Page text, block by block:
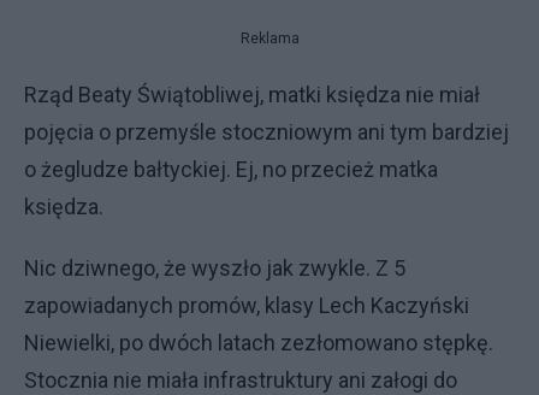
Reklama
Rząd Beaty Świątobliwej, matki księdza nie miał
pojęcia o przemyśle stoczniowym ani tym bardziej
o żegludze bałtyckiej. Ej, no przecież matka
księdza.
Nic dziwnego, że wyszło jak zwykle. Z 5
zapowiadanych promów, klasy Lech Kaczyński
Niewielki, po dwóch latach zezłomowano stępkę.
Stocznia nie miała infrastruktury ani załogi do